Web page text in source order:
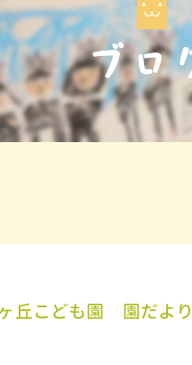
こども園 園だより